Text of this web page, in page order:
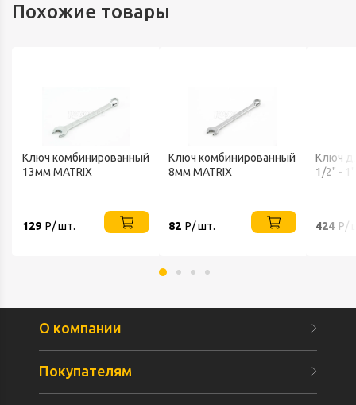
Похожие товары
Ключ комбинированный
13мм MATRIX
129 Р/ шт.
Ключ комбинированный
8мм MATRIX
82 Р/ шт.
Ключ
1/2" -
424 Р/
О компании
Покупателям